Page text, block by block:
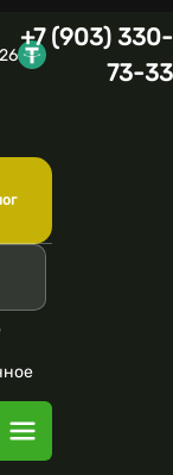
+7 (903) 330-
73-33